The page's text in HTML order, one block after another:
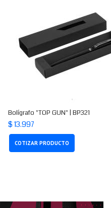
Bolígrafo "TOP GUN" | BP321
$ 13.997
COTIZAR PRODUCTO